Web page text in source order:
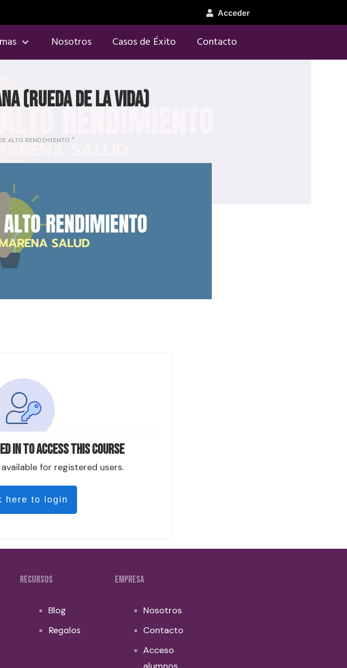
Acceder
Nosotros Casos de Éxito Contacto
(rueda de la vida)
ALTO RENDIMIENTO
in to access this course
for registered users.
here to login
RECURSOS
Blog
Regalos
EMPRESA
Nosotros
Contacto
Acceso